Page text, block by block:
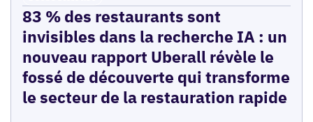
83 % des restaurants sont
invisibles dans la recherche IA : un
nouveau rapport Uberall révèle le
fossé de découverte qui transforme
le secteur de la restauration rapide